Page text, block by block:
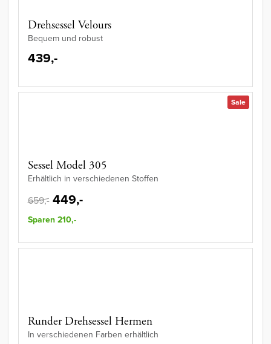
Drehsessel Velours
Bequem und robust
439,-
Sale
Sessel Model 305
Erhältlich in verschiedenen Stoffen
659,- 449,-
Sparen 210,-
Runder Drehsessel Hermen
In verschiedenen Farben erhältlich